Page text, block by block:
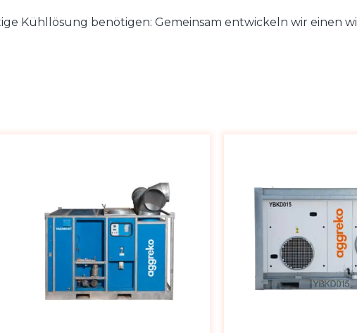
Kühllösung benötigen: Gemeinsam entwickeln wir einen